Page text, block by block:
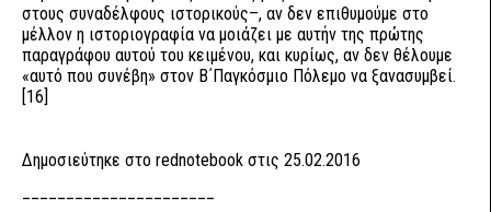
στους συναδέλφους ιστορικούς–, αν δεν επιθυμούμε στο
μέλλον η ιστοριογραφία να μοιάζει με αυτήν της πρώτης
παραγράφου αυτού του κειμένου, και κυρίως, αν δεν θέλουμε
«αυτό που συνέβη» στον Β΄Παγκόσμιο Πόλεμο να ξανασυμβεί.
[16]
Δημοσιεύτηκε στο rednotebook στις 25.02.2016